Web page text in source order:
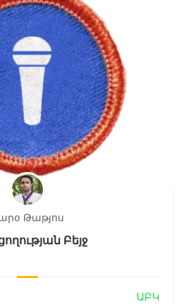
Թաթյոս
Բեյջ
ԱԲԿ